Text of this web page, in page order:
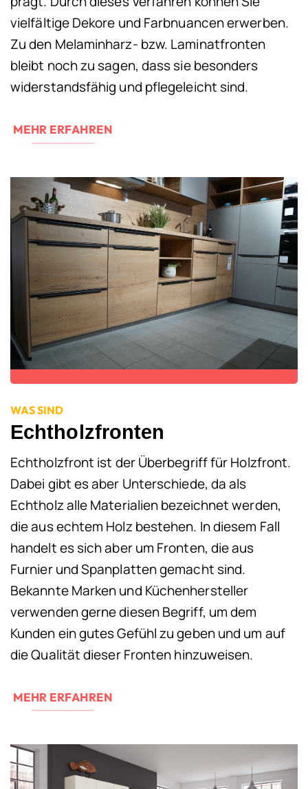
vielfältige Dekore und Farbnuancen erwerben.
Zu den Melaminharz- bzw. Laminatfronten
bleibt noch zu sagen, dass sie besonders
widerstandsfähig und pflegeleicht sind.
MEHR ERFAHREN
WAS SIND
Echtholzfronten
Echtholzfront ist der Überbegriff für Holzfront.
Dabei gibt es aber Unterschiede, da als
Echtholz alle Materialien bezeichnet werden,
die aus echtem Holz bestehen. In diesem Fall
handelt es sich aber um Fronten, die aus
Furnier und Spanplatten gemacht sind.
Bekannte Marken und Küchenhersteller
verwenden gerne diesen Begriff, um dem
Kunden ein gutes Gefühl zu geben und um auf
die Qualität dieser Fronten hinzuweisen.
MEHR ERFAHREN